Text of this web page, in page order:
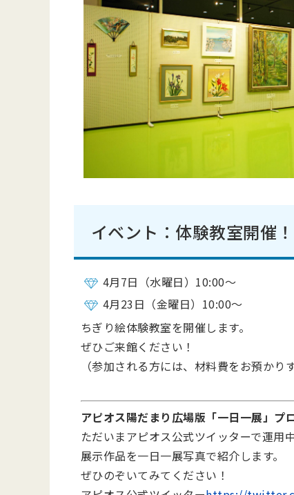
イベント：体験教室開催！
4月7日（水曜日）10:00～
4月23日（金曜日）10:00～
ちぎり絵体験教室を開催します。
ぜひご来館ください！
（参加される方には、材料費をお預かり
アピオス陽だまり広場版「一日一展」プ
ただいまアピオス公式ツイッターで運用
展示作品を一日一展写真で紹介します。
ぜひのぞいてみてください！